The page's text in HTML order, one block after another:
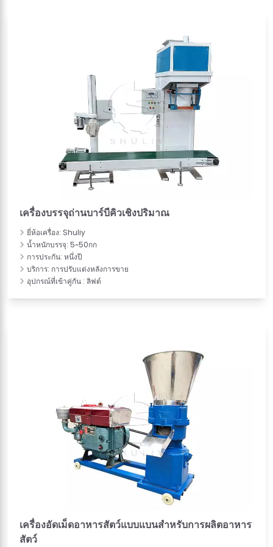
เครื่องบรรจุถ่านบาร์บีคิวเชิงปริมาณ
ยี่ห้อเครื่อง: Shuliy
น้ำหนักบรรจุ: 5~50กก
การประกัน: หนึ่งปี
บริการ: การปรับแต่งหลังการขาย
อุปกรณ์ที่เข้าคู่กัน : ลิฟต์
เครื่องอัดเม็ดอาหารสัตว์แบบแบนสำหรับการผลิตอาหาร
สัตว์